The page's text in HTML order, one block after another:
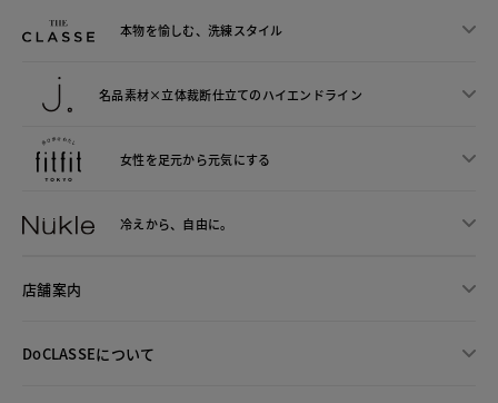
本物を愉しむ、洗練スタイル
名品素材×立体裁断仕立てのハイエンドライン
女性を足元から元気にする
冷えから、 自由に。
店舗案内
DoCLASSEについて